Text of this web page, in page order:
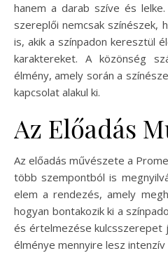
hanem a darab szíve és
szereplői nemcsak színészek,
is, akik a színpadon keresztül
karaktereket. A közönség
élmény, amely során a
kapcsolat alakul ki.
Az Előadás
Az előadás művészete a
több szempontból is
elem a rendezés, amely
hogyan bontakozik ki a
és értelmezése kulcsszerepet
élménye mennyire lesz